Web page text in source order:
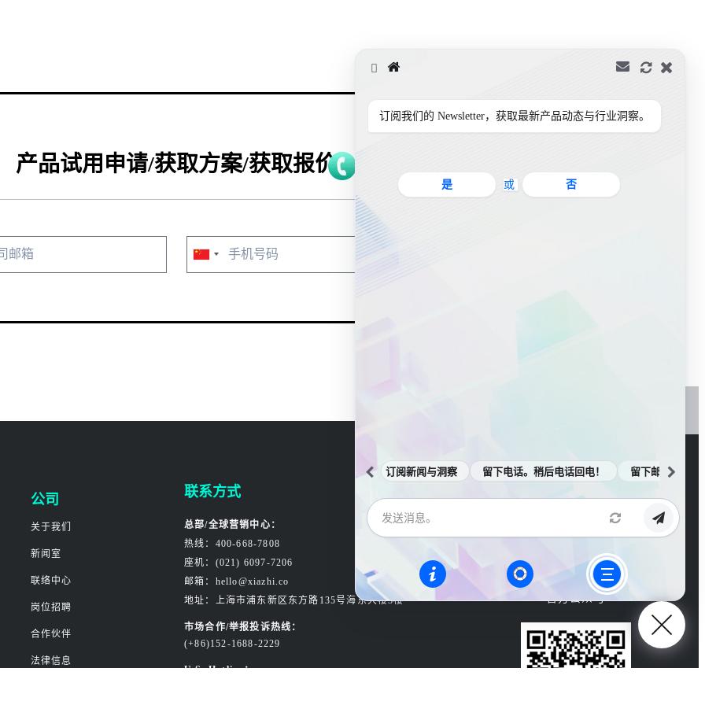
产品试用申请/获取方案/获取报价
2
China
+86
公司
关于我们
新闻室
联络中心
岗位招聘
合作伙伴
法律信息
联系方式
总部/全球营销中心：
热线：400-668-7808
座机：(021) 6097-7206
邮箱：hello@xiazhi.co
地址：上海市浦东新区东方路135号海东大楼3楼
市场合作/举报投诉热线：
(+86)152-1688-2229
U.S. Hotline：
官方公众号
订阅我们的 Newsletter，获取最新产品动态与行业洞察。
是 或 否
订阅新闻与洞察 留下电话。稍后电话回电！ 留下邮箱。邮件